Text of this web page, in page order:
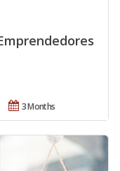
3 Months